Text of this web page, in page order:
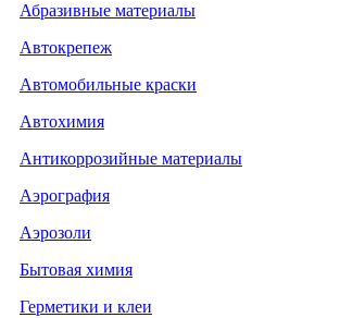
Абразивные материалы
Автокрепеж
Автомобильные краски
Автохимия
Антикоррозийные материалы
Аэрография
Аэрозоли
Бытовая химия
Герметики и клеи